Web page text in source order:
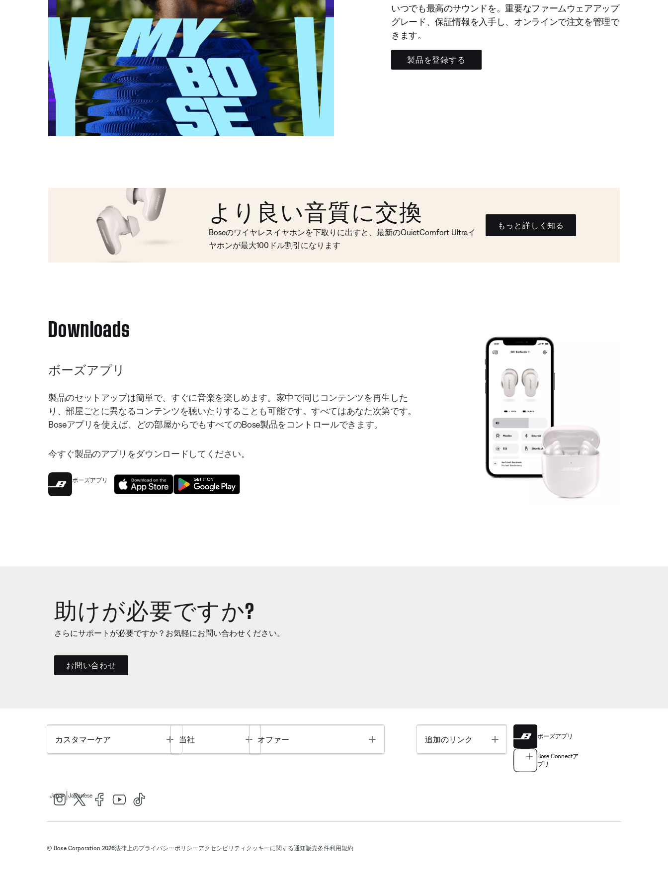
いつでも最高のサウンドを。重要なファームウェアアップ
グレード、保証情報を入手し、オンラインで注文を管理で
きます。
製品を登録する
より良い音質に交換
Boseのワイヤレスイヤホンを下取りに出すと、最新のQuietComfort Ultraイ
ヤホンが最大100ドル割引になります
もっと詳しく知る
Downloads
ボーズアプリ
製品のセットアップは簡単で、すぐに音楽を楽しめます。家中で同じコンテンツを再生した
り、部屋ごとに異なるコンテンツを聴いたりすることも可能です。すべてはあなた次第です。
Boseアプリを使えば、どの部屋からでもすべてのBose製品をコントロールできます。
今すぐ製品のアプリをダウンロードしてください。
ボーズアプリ
助けが必要ですか?
さらにサポートが必要ですか？お気軽にお問い合わせください。
お問い合わせ
カスタマーケア Toggle
当社 Toggle
オファー Toggle 追加のリンク Toggle ボーズアプリ
Bose Connectア
プリ
Japan Japanese
© Bose Corporation 2026法律上のプライバシーポリシーアクセシビリティ クッキーに関する通知販売条件利用規約